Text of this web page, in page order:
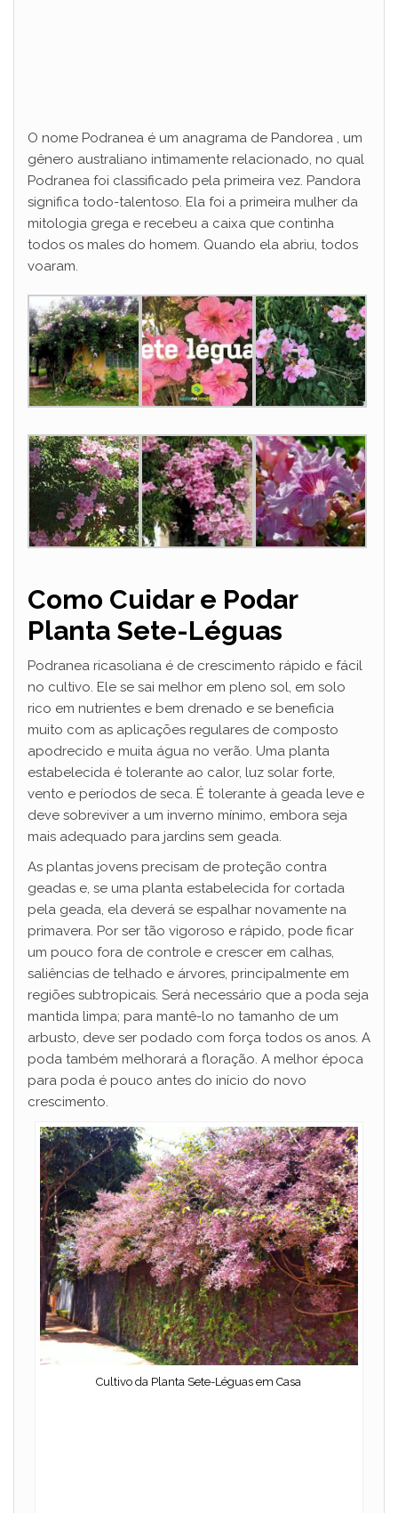
O nome Podranea é um anagrama de Pandorea , um
gênero australiano intimamente relacionado, no qual
Podranea foi classificado pela primeira vez. Pandora
significa todo-talentoso. Ela foi a primeira mulher da
mitologia grega e recebeu a caixa que continha
todos os males do homem. Quando ela abriu, todos
voaram.
Como Cuidar e Podar
Planta Sete-Léguas
Podranea ricasoliana é de crescimento rápido e fácil
no cultivo. Ele se sai melhor em pleno sol, em solo
rico em nutrientes e bem drenado e se beneficia
muito com as aplicações regulares de composto
apodrecido e muita água no verão. Uma planta
estabelecida é tolerante ao calor, luz solar forte,
vento e períodos de seca. É tolerante à geada leve e
deve sobreviver a um inverno mínimo, embora seja
mais adequado para jardins sem geada.
As plantas jovens precisam de proteção contra
geadas e, se uma planta estabelecida for cortada
pela geada, ela deverá se espalhar novamente na
primavera. Por ser tão vigoroso e rápido, pode ficar
um pouco fora de controle e crescer em calhas,
saliências de telhado e árvores, principalmente em
regiões subtropicais. Será necessário que a poda seja
mantida limpa; para mantê-lo no tamanho de um
arbusto, deve ser podado com força todos os anos. A
poda também melhorará a floração. A melhor época
para poda é pouco antes do início do novo
crescimento.
Cultivo da Planta Sete-Léguas em Casa